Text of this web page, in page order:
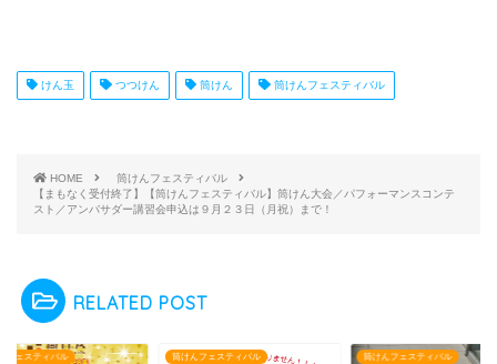
けん玉 つつけん 筒けん 筒けんフェスティバル
HOME
筒けんフェスティバル
【まもなく受付終了】【筒けんフェスティバル】筒けん大会／パフォーマンスコンテ
スト／アンバサダー講習会申込は９月２３日（月祝）まで！
RELATED POST
フェスティバル 筒けんフェスティバル 筒けんフェスティバル